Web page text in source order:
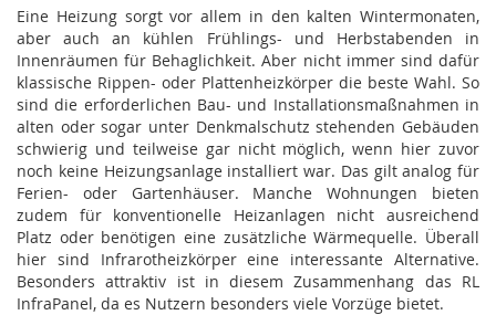
Eine Heizung sorgt vor allem in den kalten Wintermonaten,
aber auch an kühlen Frühlings- und Herbstabenden in
Innenräumen für Behaglichkeit. Aber nicht immer sind dafür
klassische Rippen- oder Plattenheizkörper die beste Wahl. So
sind die erforderlichen Bau- und Installationsmaßnahmen in
alten oder sogar unter Denkmalschutz stehenden Gebäuden
schwierig und teilweise gar nicht möglich, wenn hier zuvor
noch keine Heizungsanlage installiert war. Das gilt analog für
Ferien- oder Gartenhäuser. Manche Wohnungen bieten
zudem für konventionelle Heizanlagen nicht ausreichend
Platz oder benötigen eine zusätzliche Wärmequelle. Überall
hier sind Infrarotheizkörper eine interessante Alternative.
Besonders attraktiv ist in diesem Zusammenhang das RL
InfraPanel, da es Nutzern besonders viele Vorzüge bietet.